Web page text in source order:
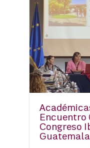
Encuentro
Congreso
Guatemala